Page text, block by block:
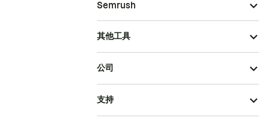
Semrush
其他工具
公司
支持